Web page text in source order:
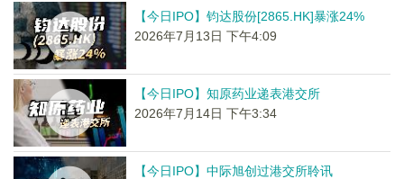
【今日IPO】钧达股份[2865.HK]暴涨24%
2026年7月13日 下午4:09
【今日IPO】知原药业递表港交所
2026年7月14日 下午3:34
【今日IPO】中际旭创过港交所聆讯